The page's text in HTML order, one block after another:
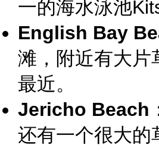
一的海水泳池
English Bay
滩，附近有大片
最近。
Jericho Beach
还有一个很大的